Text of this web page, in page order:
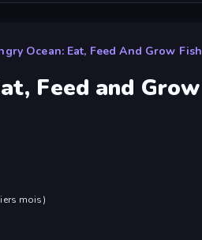
Ocean: Eat, Feed And Grow Fish
Feed and Grow
mois)